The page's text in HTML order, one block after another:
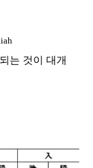
는 것이 대개